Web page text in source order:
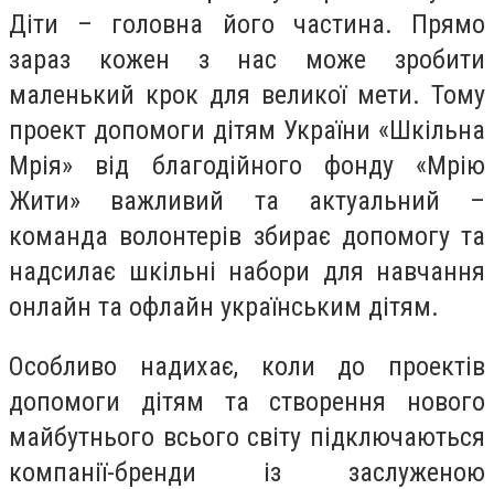
Діти – головна його частина. Прямо
зараз кожен з нас може зробити
маленький крок для великої мети. Тому
проект допомоги дітям України «Шкільна
Мрія» від благодійного фонду «Мрію
Жити» важливий та актуальний –
команда волонтерів збирає допомогу та
надсилає шкільні набори для навчання
онлайн та офлайн українським дітям.
Особливо надихає, коли до проектів
допомоги дітям та створення нового
майбутнього всього світу підключаються
компанії-бренди із заслуженою